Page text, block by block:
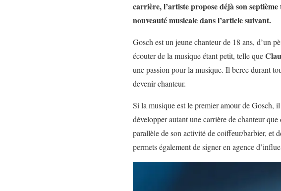
carrière, l’artiste propose déjà son
nouveauté musicale dans l’article suivant.
Gosch est un jeune chanteur de 18 ans, d’un
écouter de la musique étant petit, telle que
une passion pour la musique. Il berce durant
devenir chanteur.
Si la musique est le premier amour de Gosch,
développer autant une carrière de chanteur
parallèle de son activité de coiffeur/barbier, et
permets également de signer en agence